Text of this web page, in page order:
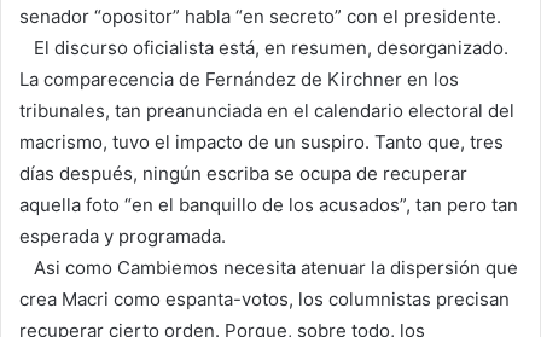
senador “opositor” habla “en secreto” con el presidente.
El discurso oficialista está, en resumen, desorganizado.
La comparecencia de Fernández de Kirchner en los
tribunales, tan preanunciada en el calendario electoral del
macrismo, tuvo el impacto de un suspiro. Tanto que, tres
días después, ningún escriba se ocupa de recuperar
aquella foto “en el banquillo de los acusados”, tan pero tan
esperada y programada.
Asi como Cambiemos necesita atenuar la dispersión que
crea Macri como espanta-votos, los columnistas precisan
recuperar cierto orden. Porque, sobre todo, los